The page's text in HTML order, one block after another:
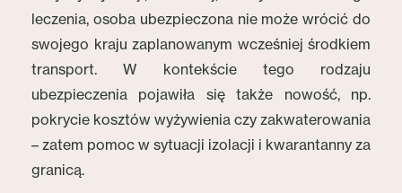
leczenia, osoba ubezpieczona nie może wrócić do
swojego kraju zaplanowanym wcześniej środkiem
transport. W kontekście tego rodzaju
ubezpieczenia pojawiła się także nowość, np.
pokrycie kosztów wyżywienia czy zakwaterowania
– zatem pomoc w sytuacji izolacji i kwarantanny za
granicą.